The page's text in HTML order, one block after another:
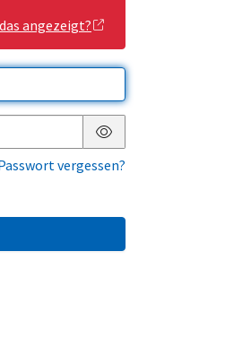
angezeigt?
Passwort anzeigen
vergessen?